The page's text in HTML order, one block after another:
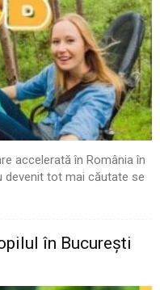
accelerată în România în
devenit tot mai căutate se
în București